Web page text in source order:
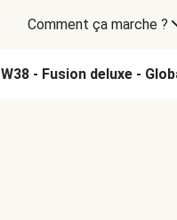
Comment ça marche ?
W38 - Fusion deluxe -